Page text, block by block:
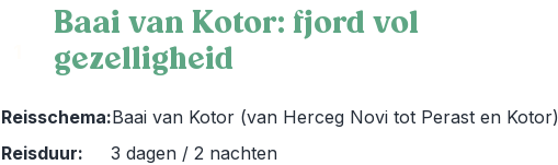
Baai van Kotor: fjord vol
gezelligheid
Reisschema:Baai van Kotor (van Herceg Novi tot Perast en Kotor)
Reisduur:
3 dagen / 2 nachten